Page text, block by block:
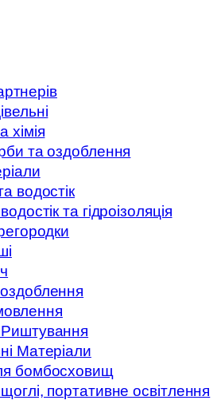
хімія
та оздоблення
водостік
та гідроізоляція
Матеріали
бомбосховищ
портативне освітлення